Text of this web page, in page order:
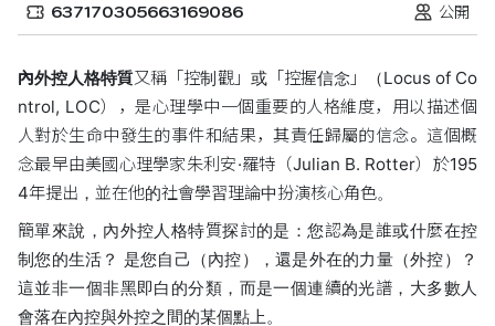
637170305663169086 公開
內外控人格特質又稱「控制觀」或「控握信念」（Locus of Co
ntrol, LOC），是心理學中一個重要的人格維度，用以描述個
人對於生命中發生的事件和結果，其責任歸屬的信念。這個概
念最早由美國心理學家朱利安·羅特（Julian B. Rotter）於195
4年提出，並在他的社會學習理論中扮演核心角色。
簡單來說，內外控人格特質探討的是：您認為是誰或什麼在控
制您的生活？ 是您自己（內控），還是外在的力量（外控）？
這並非一個非黑即白的分類，而是一個連續的光譜，大多數人
會落在內控與外控之間的某個點上。